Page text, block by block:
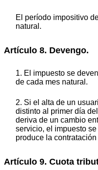
El período impositivo
natural.
Artículo 8. Devengo.
1. El impuesto se
de cada mes natural.
2. Si el alta de un
distinto al primer día
deriva de un cambio
servicio, el impuesto
produce la
Artículo 9. Cuota